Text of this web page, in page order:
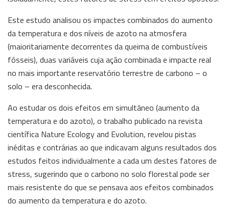
Este estudo analisou os impactes combinados do aumento
da temperatura e dos níveis de azoto na atmosfera
(maioritariamente decorrentes da queima de combustíveis
fósseis), duas variáveis cuja ação combinada e impacte real
no mais importante reservatório terrestre de carbono – o
solo – era desconhecida.
Ao estudar os dois efeitos em simultâneo (aumento da
temperatura e do azoto), o trabalho publicado na revista
científica Nature Ecology and Evolution, revelou pistas
inéditas e contrárias ao que indicavam alguns resultados dos
estudos feitos individualmente a cada um destes fatores de
stress, sugerindo que o carbono no solo florestal pode ser
mais resistente do que se pensava aos efeitos combinados
do aumento da temperatura e do azoto.